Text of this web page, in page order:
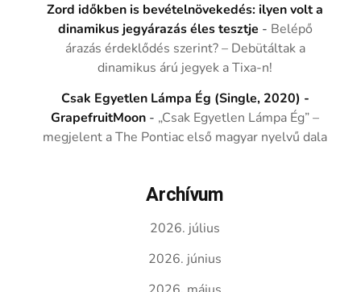
Zord időkben is bevételnövekedés: ilyen volt a
dinamikus jegyárazás éles tesztje - Belépő
árazás érdeklődés szerint? – Debütáltak a
dinamikus árú jegyek a Tixa-n!
Csak Egyetlen Lámpa Ég (Single, 2020) -
GrapefruitMoon - „Csak Egyetlen Lámpa Ég” –
megjelent a The Pontiac első magyar nyelvű dala
Archívum
2026. július
2026. június